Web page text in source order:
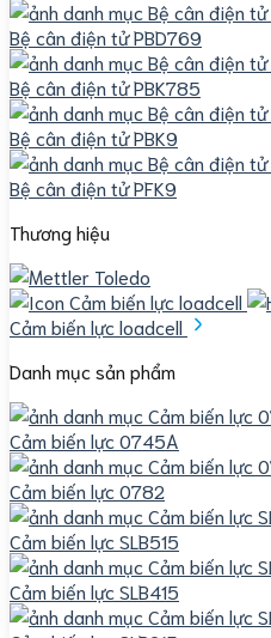
Bệ cân điện tử PBD769
Bệ cân điện tử PBK785
Bệ cân điện tử PBK9
Bệ cân điện tử PFK9
Thương hiệu
Cảm biến lực loadcell
Danh mục sản phẩm
Cảm biến lực 0745A
Cảm biến lực 0782
Cảm biến lực SLB515
Cảm biến lực SLB415